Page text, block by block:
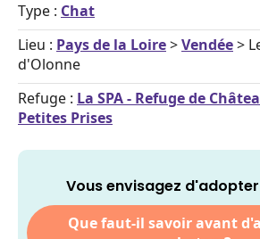
Type : Chat
Lieu : Pays de la Loire>Vendée>
d'Olonne
Refuge : La SPA - Refuge de
Petites Prises
Vous envisagez
Que faut-il savoir avant